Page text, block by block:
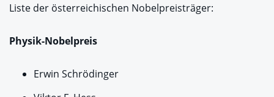
Liste der österreichischen Nobelpreisträger:
Physik-Nobelpreis
Erwin Schrödinger